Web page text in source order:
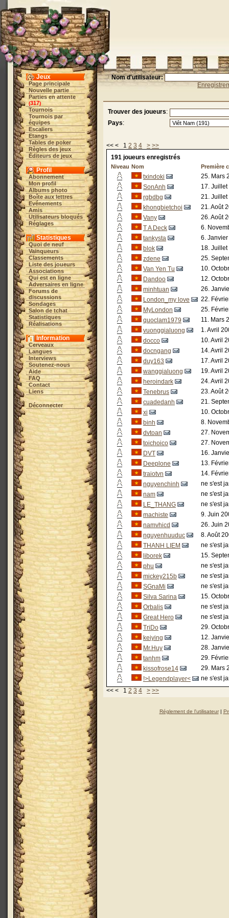
Jeux
Page principale
Nouvelle partie
Parties en attente
(317)
Tournois
Tournois par
équipes
Escaliers
Etangs
Tables de poker
Règles des jeux
Éditeurs de jeux
Profil
Abonnement
Mon profil
Albums photo
Boîte aux lettres
Evénements
Amis
Utilisateurs bloqués
Réglages
Statistiques
Quoi de neuf
Vainqueurs
Classements
Liste des joueurs
Associations
Qui est en ligne
Adversaires en ligne
Forums de
discussions
Sondages
Salon de tchat
Statistiques
Réalisations
Information
Cerveaux
Langues
Interviews
Soutenez-nous
Aide
FAQ
Contact
Liens
Déconnecter
Nom d'utilisateur:
Trouver des joueurs:
Pays:
<< < 1 2 3 4 > >>
191 joueurs enregistrés
Niveau Nom Première
txindoki
25. Mars
SonAnh
17.
rgbdbg
21. Juillet
khongbietchoi
21. Août
Vany
26. Août
T A Deck
6.
tankysta
6.
blok
18.
zdene
25.
Van Yen Tu
10.
Dandoo
12.
minhtuan
26.
London_my love
22.
MyLondon
25.
quoclam1979
11. Mars
vuonggialuong
1. Avril
docco
10. Avril
docngang
14. Avril
duy163
17. Avril
wanggialuong
19. Avril
heroindark
24. Avril
Tenebrus
23. Août
cuadedanh
21.
xi
10.
binh
8.
dvtoan
27.
toichoico
27.
DVT
16.
Deeplone
13.
traiotvn
14.
nguyenchinh
ne s'est
nam
ne s'est
LE_THANG
ne s'est
machiste
9. Juin
namvhicd
26. Juin
nguyenhuuduc
8. Août
THANH LIEM
ne s'est
liborek
15.
phu
ne s'est
mickey215b
ne s'est
SGnaMi
ne s'est
Silva Sarina
15.
Orbalis
ne s'est
Great Hero
ne s'est
TriDo
29.
keiying
12.
Mr.Huy
28.
tanhm
29.
kissofrose14
29. Mars
!>Legendplayer<
ne s'est
<< < 1 2 3 4 > >>
Réglement de l'utilisateur|